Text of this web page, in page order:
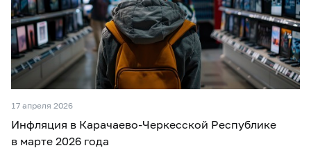
17 апреля 2026
Инфляция в Карачаево-Черкесской Республике
в марте 2026 года